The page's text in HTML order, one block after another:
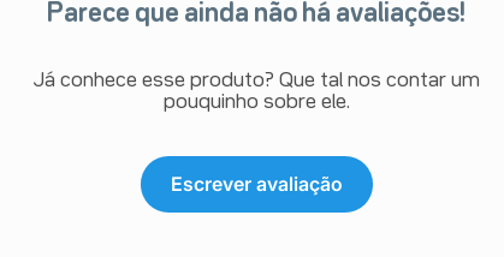
Parece que ainda não há avaliações!
Já conhece esse produto? Que tal nos contar um
pouquinho sobre ele.
Escrever avaliação